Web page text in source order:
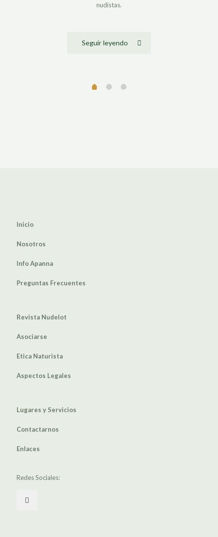
nudistas.
Seguir leyendo
Inicio
Nosotros
Info Apanna
Preguntas Frecuentes
Revista Nudelot
Asociarse
Etica Naturista
Aspectos Legales
Lugares y Servicios
Contactarnos
Enlaces
Redes Sociales: